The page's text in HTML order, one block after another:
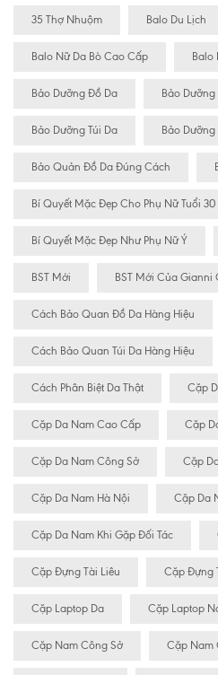
35 Thợ Nhuộm Balo Du Lịch
Balo Nữ Da Bò Cao Cấp Balo
Bảo Dưỡng Đồ Da Bảo
Bảo Dưỡng Túi Da Bảo
Bảo Quản Đồ Da Đúng Cách
Bí Quyết Mặc Đẹp Cho Phụ Nữ Tuổi 30
Bí Quyết Mặc Đẹp Như Phụ Nữ Ý
BST Mới BST Mới Của Gianni
Cách Bảo Quan Đồ Da Hàng Hiệu
Cách Bảo Quan Túi Da Hàng Hiệu
Cách Phân Biệt Da Thật Cặp
Cặp Da Nam Cao Cấp Cặp
Cặp Da Nam Công Sở Cặp
Cặp Da Nam Hà Nội Cặp Da
Cặp Da Nam Khi Gặp Đối Tác
Cặp Đựng Tài Liêu Cặp Đựng
Cặp Laptop Da Cặp Laptop
Cặp Nam Công Sở Cặp Nam